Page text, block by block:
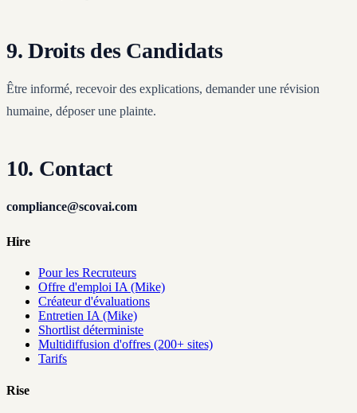
9. Droits des Candidats
Être informé, recevoir des explications, demander une révision
humaine, déposer une plainte.
10. Contact
compliance@scovai.com
Hire
Pour les Recruteurs
Offre d'emploi IA (Mike)
Créateur d'évaluations
Entretien IA (Mike)
Shortlist déterministe
Multidiffusion d'offres (200+ sites)
Tarifs
Rise